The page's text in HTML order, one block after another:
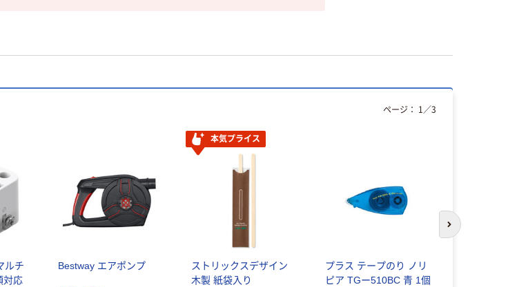
ルチ
対応
Bestway エアポンプ
本気プライス
ストリックスデザイン
木製 紙袋入り
プラス テープのり ノリ
ピア TGー510BC 青 1個
ページ： 1 ／3
次のスライド